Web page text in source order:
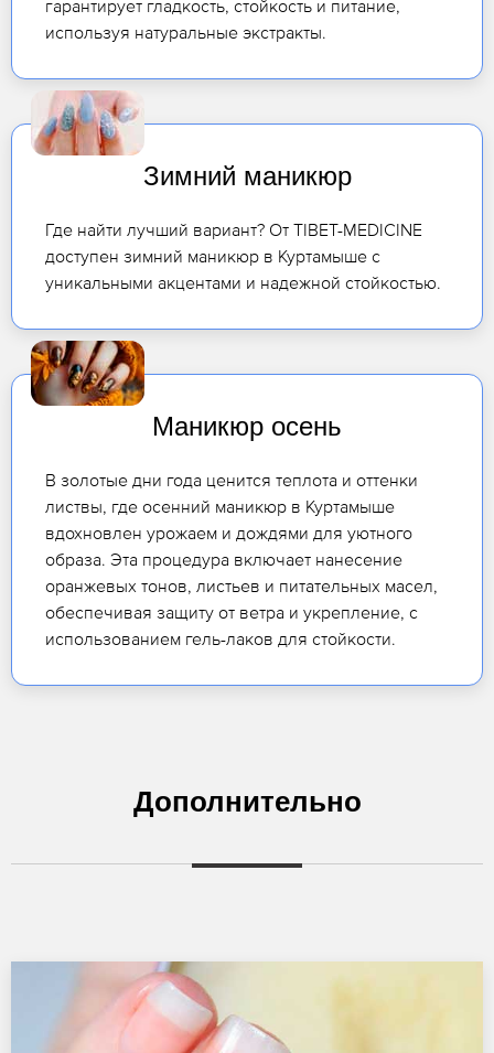
гарантирует гладкость, стойкость и питание,
используя натуральные экстракты.
Зимний маникюр
Где найти лучший вариант? От TIBET-MEDICINE
доступен зимний маникюр в Куртамыше с
уникальными акцентами и надежной стойкостью.
Маникюр осень
В золотые дни года ценится теплота и оттенки
листвы, где осенний маникюр в Куртамыше
вдохновлен урожаем и дождями для уютного
образа. Эта процедура включает нанесение
оранжевых тонов, листьев и питательных масел,
обеспечивая защиту от ветра и укрепление, с
использованием гель-лаков для стойкости.
Дополнительно